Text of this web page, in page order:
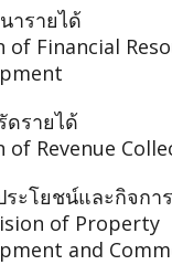
ารายได้
of Financial
ดรายได้
of Revenue
ระโยชน์และกิจก
of Property
and